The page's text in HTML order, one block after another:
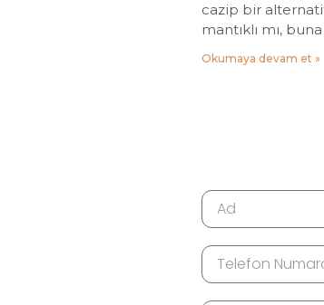
cazip bir
mantıklı mı,
Okumaya devam et »